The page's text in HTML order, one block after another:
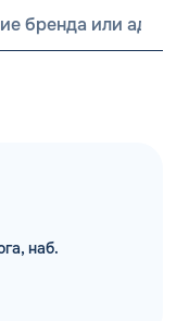
наб.